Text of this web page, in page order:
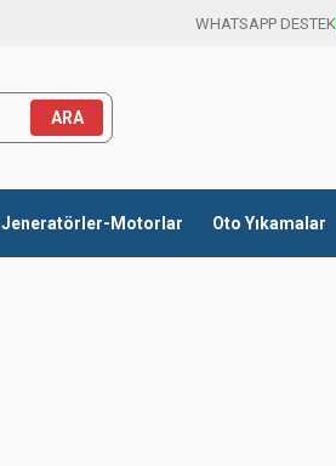
WHATSAPP DESTEK
ARA
Jeneratörler-Motorlar Oto Yıkamalar